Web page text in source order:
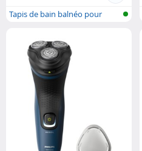
Tapis de bain balnéo pour